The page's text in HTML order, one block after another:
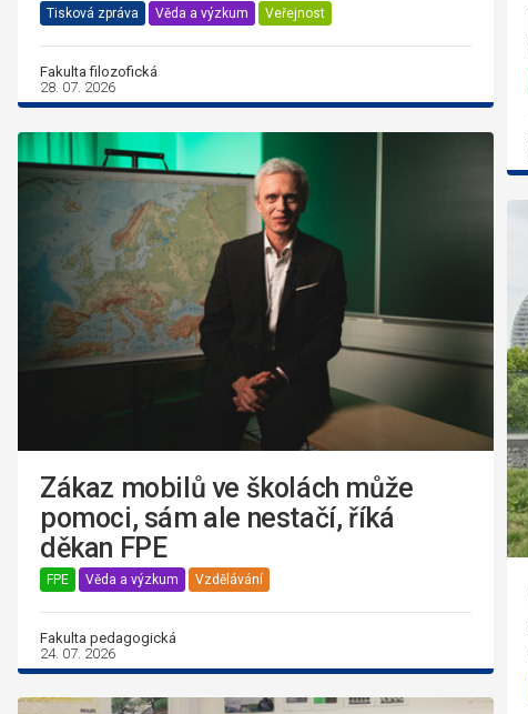
Tisková zpráva Věda a výzkum Veřejnost
Fakulta filozofická
28. 07. 2026
Zákaz mobilů ve školách může
pomoci, sám ale nestačí, říká
děkan FPE
FPE Věda a výzkum Vzdělávání
Fakulta pedagogická
24. 07. 2026